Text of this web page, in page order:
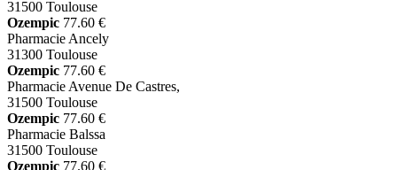
31500 Toulouse
Ozempic 77.60 €
Pharmacie Ancely
31300 Toulouse
Ozempic 77.60 €
Pharmacie Avenue De Castres,
31500 Toulouse
Ozempic 77.60 €
Pharmacie Balssa
31500 Toulouse
Ozempic 77.60 €